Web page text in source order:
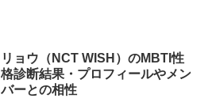
リョウ（NCT WISH）のMBTI性
格診断結果・プロフィールやメン
バーとの相性